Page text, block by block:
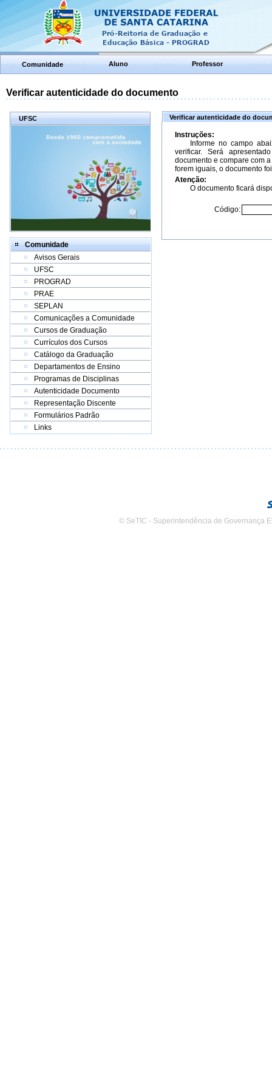
Comunidade Aluno Professor
Verificar autenticidade do documento
UFSC
Comunidade
Avisos Gerais
UFSC
PROGRAD
PRAE
SEPLAN
Comunicações a Comunidade
Cursos de Graduação
Currículos dos Cursos
Catálogo da Graduação
Departamentos de Ensino
Programas de Disciplinas
Autenticidade Documento
Representação Discente
Formulários Padrão
Links
Verificar autenticidade do
Instruções:
Informe no campo
verificar. Será
documento e compare com
forem iguais, o documento
Atenção:
O documento ficará
Código:
© SeTIC - Superintendência de Governança